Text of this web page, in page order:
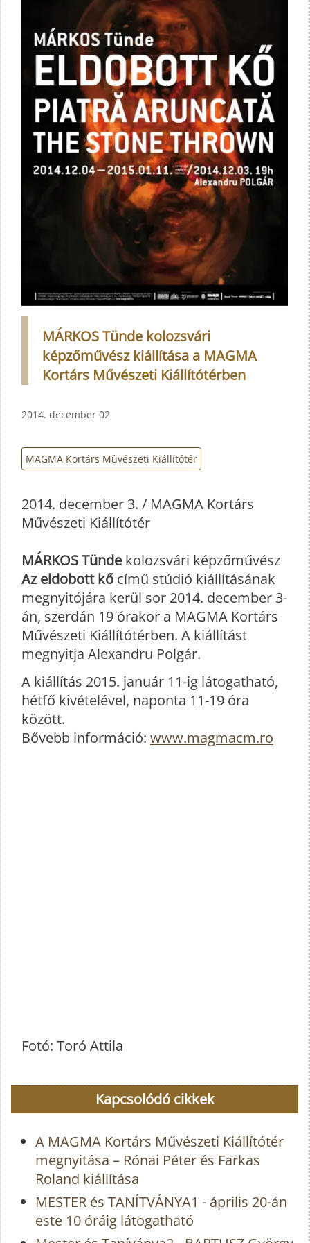
MÁRKOS Tünde kolozsvári
képzőművész kiállítása a MAGMA
Kortárs Művészeti Kiállítótérben
2014. december 02
MAGMA Kortárs Művészeti Kiállítótér
2014. december 3. / MAGMA Kortárs
Művészeti Kiállítótér
MÁRKOS Tünde kolozsvári képzőművész
Az eldobott kő című stúdió kiállításának
megnyitójára kerül sor 2014. december 3-
án, szerdán 19 órakor a MAGMA Kortárs
Művészeti Kiállítótérben. A kiállítást
megnyitja Alexandru Polgár.
A kiállítás 2015. január 11-ig látogatható,
hétfő kivételével, naponta 11-19 óra
között.
Bővebb információ: www.magmacm.ro
Fotó: Toró Attila
Kapcsolódó cikkek
A MAGMA Kortárs Művészeti Kiállítótér
megnyitása – Rónai Péter és Farkas
Roland kiállítása
MESTER és TANÍTVÁNYA1 - április 20-án
este 10 óráig látogatható